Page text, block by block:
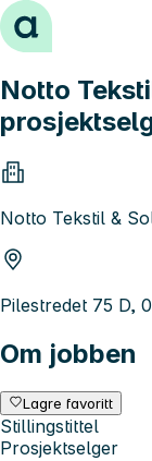
Hopp til innhold
Notto
Notto Tekstil &
Pilestredet 75 D,
Om jobben
Lagre favoritt
Stillingstittel
Prosjektselger